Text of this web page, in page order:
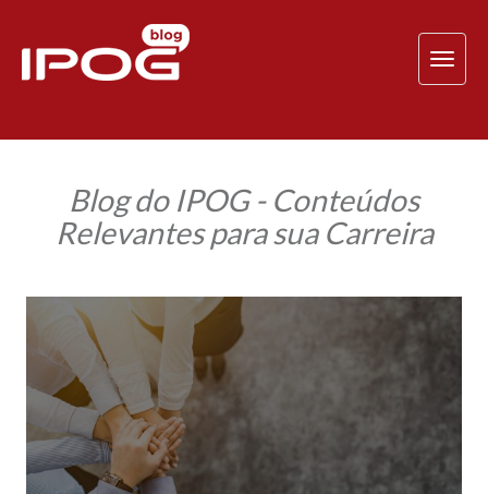
Blog do IPOG - Conteúdos
Relevantes para sua Carreira
Tipos
Liderança
Organizacional:
você
sabe
quais
são?